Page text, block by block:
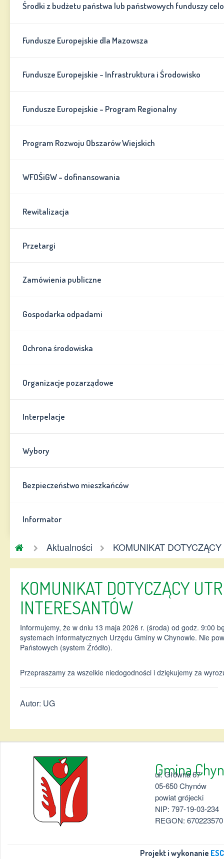
Środki z budżetu państwa lub państwowych funduszy
Fundusze Europejskie dla Mazowsza
Fundusze Europejskie - Infrastruktura i Środowisko
Fundusze Europejskie - Program Regionalny
Program Rozwoju Obszarów Wiejskich
WFOŚiGW - dofinansowania
Rewitalizacja
Przetargi
Zamówienia publiczne
Gospodarka odpadami
Ochrona środowiska
Organizacje pozarządowe
Interpelacje
Wybory
Bezpieczeństwo mieszkańców
Informator
Gmina
Chynów
Aktualności KOMUNIKAT
KOMUNIKAT DOTYCZĄCY
INTERESANTÓW
Informujemy, że w dniu 13 maja 2026 r. (środa) od godz. 9:00
systemach informatycznych Urzędu Gminy w Chynowie. Nie
Państowych (system Źródło).
Przepraszamy za wszelkie niedogodności i dziękujemy za
Autor: UG
Gmina
ul. Główna 67
05-650 Chynów
powiat grójecki
NIP: 797-19-03-234
REGON: 670223570
Projekt i wykonanie ESC